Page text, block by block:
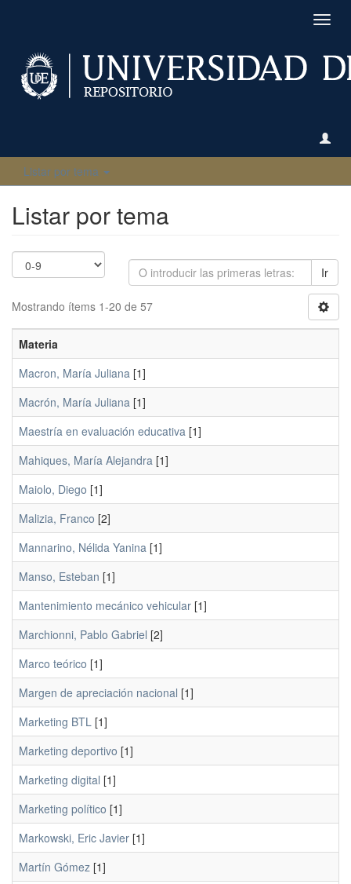
Listar por tema
Listar por tema
Ir
Mostrando ítems 1-20 de 57
Materia
Macron, María Juliana [1]
Macrón, María Juliana [1]
Maestría en evaluación educativa [1]
Mahiques, María Alejandra [1]
Maiolo, Diego [1]
Malizia, Franco [2]
Mannarino, Nélida Yanina [1]
Manso, Esteban [1]
Mantenimiento mecánico vehicular [1]
Marchionni, Pablo Gabriel [2]
Marco teórico [1]
Margen de apreciación nacional [1]
Marketing BTL [1]
Marketing deportivo [1]
Marketing digital [1]
Marketing político [1]
Markowski, Eric Javier [1]
Martín Gómez [1]